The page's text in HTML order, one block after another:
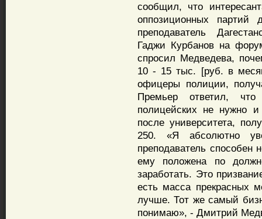
сообщил, что
оппозиционных партий
преподаватель
Гаджи Курбанов на
спросил Медведева,
10 - 15 тыс. [руб. в
офицеры полиции,
Премьер ответил,
полицейских не нужно
после университета,
250. «Я абсолютно
преподаватель способен
ему положена по
заработать. Это
есть масса прекрасных
лучше. Тот же самый
понимаю», - Дмитрий